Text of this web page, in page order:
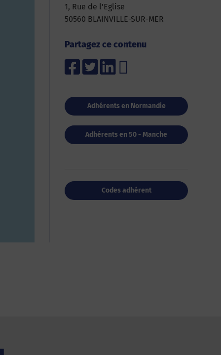
1, Rue de l'Eglise
50560 BLAINVILLE-SUR-MER
Partagez ce contenu
Adhérents en Normandie
Adhérents en 50 - Manche
Codes adhérent